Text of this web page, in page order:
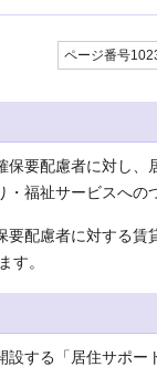
ページ番号
要配慮者に対し
福祉サービスへの
配慮者に対する
す。
する「居住サポー